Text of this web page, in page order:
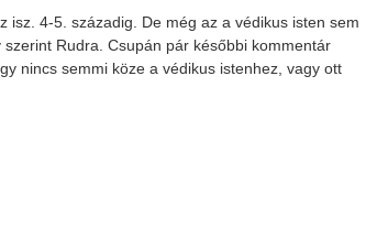
isz. 4-5. századig. De még az a védikus isten sem
Rudra. Csupán pár későbbi kommentár
nincs semmi köze a védikus istenhez, vagy ott